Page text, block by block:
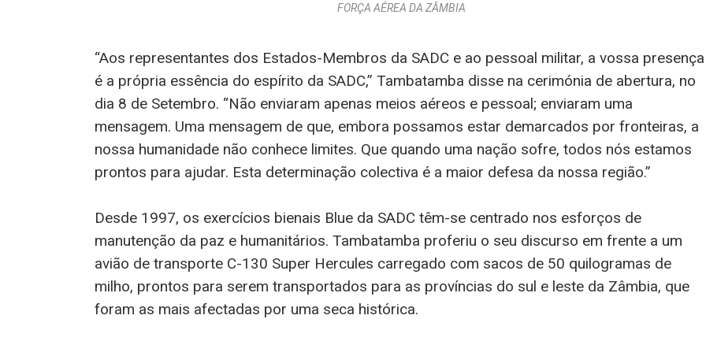
FORÇA AÉREA DA ZÂMBIA
“Aos representantes dos Estados-Membros da SADC e ao pessoal militar, a vossa presença
é a própria essência do espírito da SADC,” Tambatamba disse na cerimónia de abertura, no
dia 8 de Setembro. “Não enviaram apenas meios aéreos e pessoal; enviaram uma
mensagem. Uma mensagem de que, embora possamos estar demarcados por fronteiras, a
nossa humanidade não conhece limites. Que quando uma nação sofre, todos nós estamos
prontos para ajudar. Esta determinação colectiva é a maior defesa da nossa região.”
Desde 1997, os exercícios bienais Blue da SADC têm-se centrado nos esforços de
manutenção da paz e humanitários. Tambatamba proferiu o seu discurso em frente a um
avião de transporte C-130 Super Hercules carregado com sacos de 50 quilogramas de
milho, prontos para serem transportados para as províncias do sul e leste da Zâmbia, que
foram as mais afectadas por uma seca histórica.